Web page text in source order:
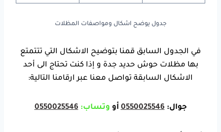
جدول يوضح اشكال ومواصفات المظلات
في الجدول السابق قمنا بتوضيح الاشكال التي تتتمتع
بها مظلات حوش حديد جدة و إذا كنت تحتاج الى أحد
الاشكال السابقة تواصل معنا عبر ارقامنا التالية:
جوال: 0550025546أو وتساب: 0550025546